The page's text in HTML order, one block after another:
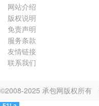
网站介绍
版权说明
免责声明
服务条款
友情链接
联系我们
©2008-2025 承包网版权所有